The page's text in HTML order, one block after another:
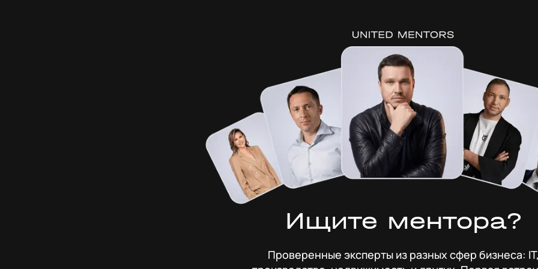
Ищите ментора?
Проверенные эксперты из разных сфер бизнеса: